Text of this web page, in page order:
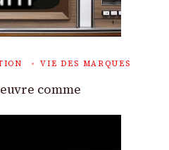
VIE DES MARQUES
comme